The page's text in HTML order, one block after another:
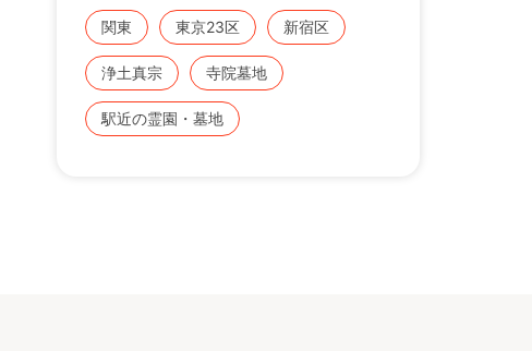
関東 東京23区 新宿区
浄土真宗 寺院墓地
駅近の霊園・墓地